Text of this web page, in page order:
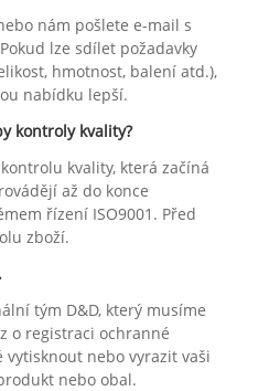
nám pošlete e-mail s
lze sdílet požadavky
hmotnost, balení atd.),
nabídku lepší.
kontroly kvality?
kvality, která začíná
až do konce
řízení ISO9001. Před
zboží.
tým D&D, který musíme
o registraci ochranné
vytisknout nebo vyrazit vaši
nebo obal.